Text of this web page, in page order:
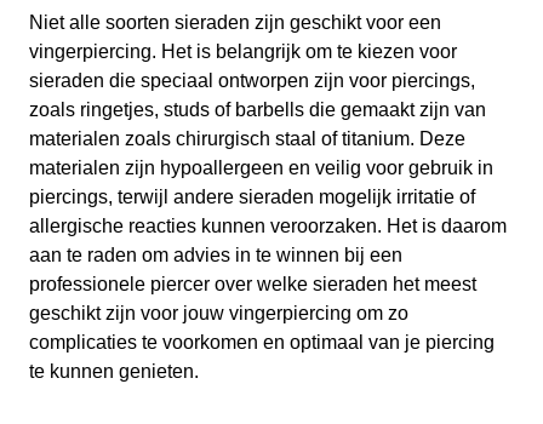
Niet alle soorten sieraden zijn geschikt voor een
vingerpiercing. Het is belangrijk om te kiezen voor
sieraden die speciaal ontworpen zijn voor piercings,
zoals ringetjes, studs of barbells die gemaakt zijn van
materialen zoals chirurgisch staal of titanium. Deze
materialen zijn hypoallergeen en veilig voor gebruik in
piercings, terwijl andere sieraden mogelijk irritatie of
allergische reacties kunnen veroorzaken. Het is daarom
aan te raden om advies in te winnen bij een
professionele piercer over welke sieraden het meest
geschikt zijn voor jouw vingerpiercing om zo
complicaties te voorkomen en optimaal van je piercing
te kunnen genieten.